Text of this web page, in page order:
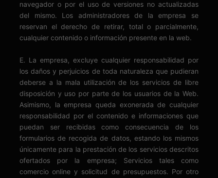
navegador o por el uso de versiones no actualizadas
del mismo. Los administradores de la empresa se
reservan el derecho de retirar, total o parcialmente,
cualquier contenido o información presente en la web.
E. La empresa, excluye cualquier responsabilidad por
los daños y perjuicios de toda naturaleza que pudieran
deberse a la mala utilización de los servicios de libre
disposición y uso por parte de los usuarios de la Web.
Asimismo, la empresa queda exonerada de cualquier
responsabilidad por el contenido e informaciones que
puedan ser recibidas como consecuencia de los
formularios de recogida de datos, estando los mismos
únicamente para la prestación de los servicios descritos
ofertados por la empresa; Servicios tales como
comercio online y solicitud de presupuestos. Por otro